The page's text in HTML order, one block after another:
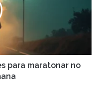
para maratonar no